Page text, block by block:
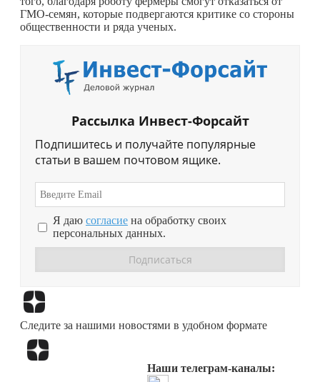
ГМО-семян, которые подвергаются критике со стороны
общественности и ряда ученых.
Рассылка Инвест-Форсайт
Подпишитесь и получайте популярные
статьи в вашем почтовом ящике.
Я даю согласие на обработку своих
персональных данных.
Следите за нашими новостями в удобном формате
Наши телеграм-каналы: